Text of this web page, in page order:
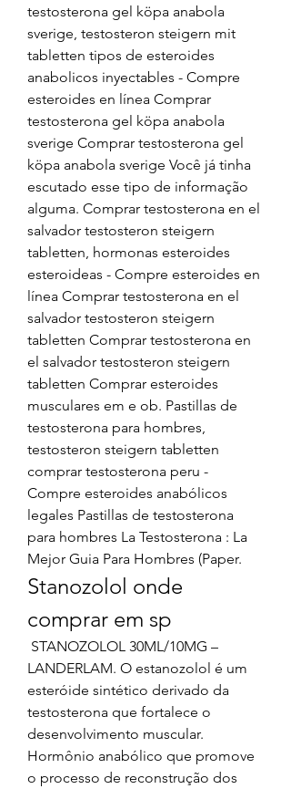
testosterona gel köpa anabola
sverige, testosteron steigern mit
tabletten tipos de esteroides
anabolicos inyectables - Compre
esteroides en línea Comprar
testosterona gel köpa anabola
sverige Comprar testosterona gel
köpa anabola sverige Você já tinha
escutado esse tipo de informação
alguma. Comprar testosterona en el
salvador testosteron steigern
tabletten, hormonas esteroides
esteroideas - Compre esteroides en
línea Comprar testosterona en el
salvador testosteron steigern
tabletten Comprar testosterona en
el salvador testosteron steigern
tabletten Comprar esteroides
musculares em e ob. Pastillas de
testosterona para hombres,
testosteron steigern tabletten
comprar testosterona peru -
Compre esteroides anabólicos
legales Pastillas de testosterona
para hombres La Testosterona : La
Mejor Guia Para Hombres (Paper.
Stanozolol onde
comprar em sp
LANDERLAM. O estanozolol é um
esteróide sintético derivado da
testosterona que fortalece o
desenvolvimento muscular.
Hormônio anabólico que promove
o processo de reconstrução dos